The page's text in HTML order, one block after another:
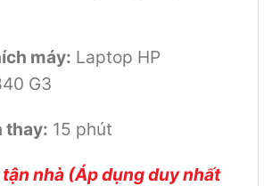
máy: Laptop HP
G3
thay: 15 phút
nhà (Áp dụng duy nhất